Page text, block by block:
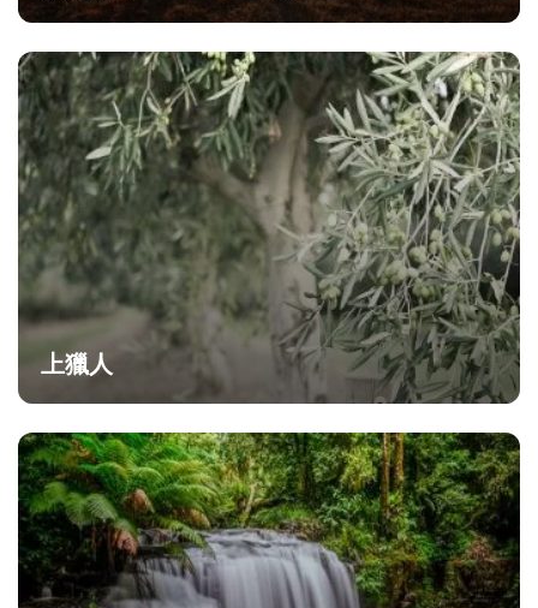
上獵人